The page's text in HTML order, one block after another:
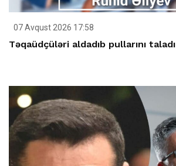
07 Avqust 2026 17:58
Təqaüdçüləri aldadıb pullarını taladı